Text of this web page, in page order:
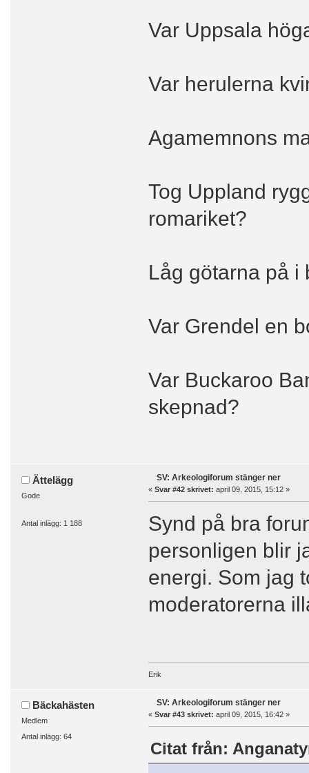
Var Uppsala
Var herulerna
Agamemnons
Tog Uppland
romariket?
Låg götarna på i
Var Grendel en
Var Buckaroo
skepnad?
Ättelägg
Gode
Antal inlägg: 1 188
SV: Arkeologiforum stänger ner
« Svar #42 skrivet: april 09, 2015, 15:12 »
Synd på bra
personligen blir
energi. Som jag
moderatorerna
Erik
Bäckahästen
Medlem
Antal inlägg: 64
SV: Arkeologiforum stänger ner
« Svar #43 skrivet: april 09, 2015, 16:42 »
Citat från: